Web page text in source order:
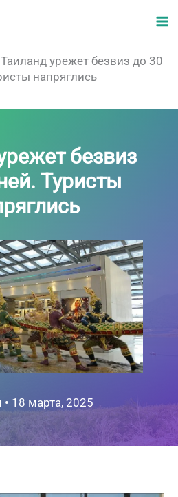
Таиланд урежет безвиз до 30
напряглись
безвиз
Туристы
• 18 марта, 2025